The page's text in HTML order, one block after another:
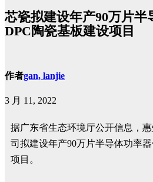
芯瓷拟建设年产90万片半
DPC陶瓷基板建设项目
作者gan, lanjie
3 月 11, 2022
据广东省生态环境厅公开信息，
司拟建设年产90万片半导体功率
项目。